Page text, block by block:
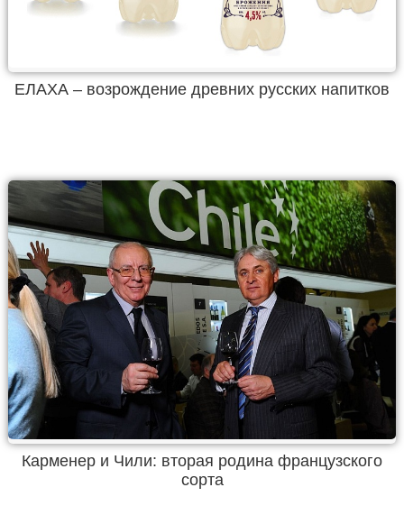
ЕЛАХА – возрождение древних русских напитков
Карменер и Чили: вторая родина французского
сорта